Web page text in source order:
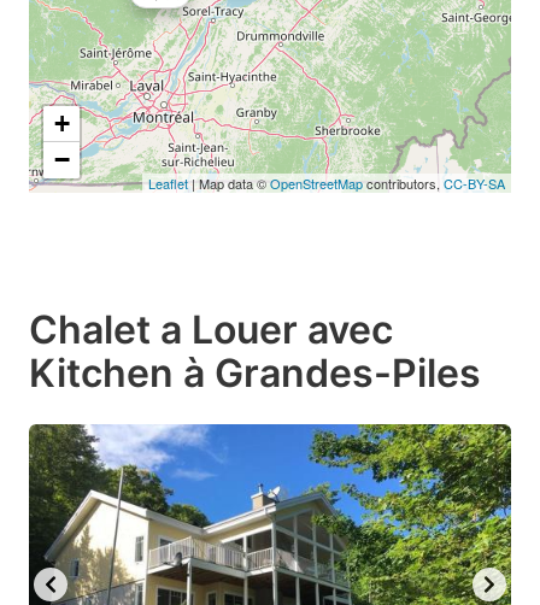
+
−
Leaflet| Map data ©OpenStreetMapcontributors, CC-BY-SA
Chalet a Louer avec
Kitchen à Grandes-Piles